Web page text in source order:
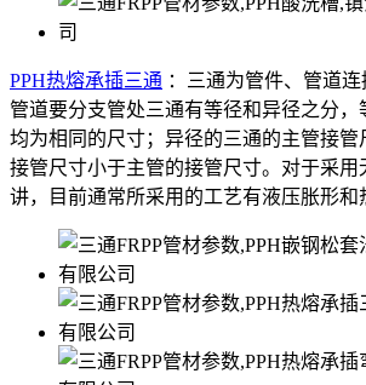
PPH热熔承插三通 ：三通为管件、管道
管道要分支管处三通有等径和异径之分，
均为相同的尺寸；异径的三通的主管接管
接管尺寸小于主管的接管尺寸。对于采用
讲，目前通常所采用的工艺有液压胀形和